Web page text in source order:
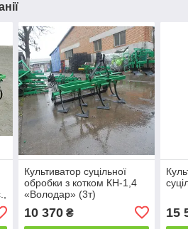
Культиватор суцільної
обробки з котком КН-1,4
«Володар» (3т)
10 370₴ 15